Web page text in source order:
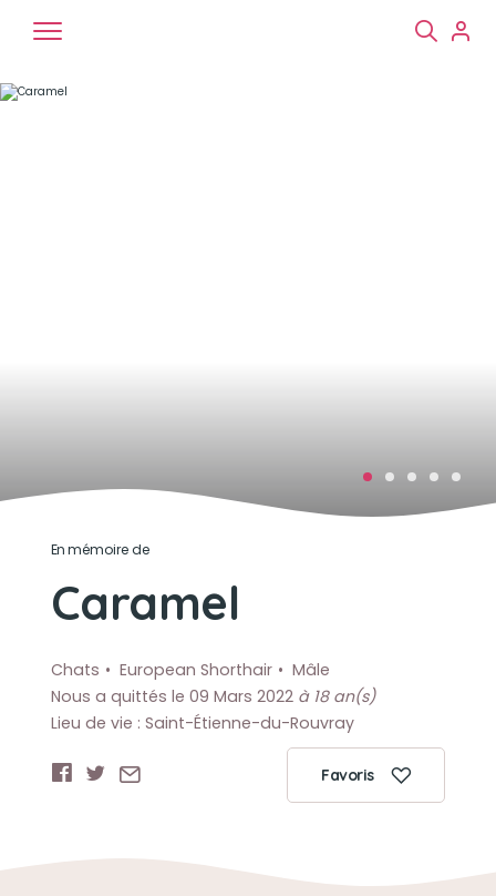
En mémoire de
Caramel
Chats European Shorthair
Mâle
Nous a quittés le 09 Mars 2022 à 18 an(s)
Lieu de vie : Saint-Étienne-du-Rouvray
Favoris